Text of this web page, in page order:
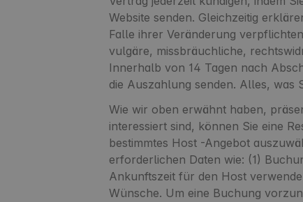
Website senden. Gleichzeitig
Falle ihrer Veränderung
vulgäre, missbräuchliche,
Innerhalb von 14 Tagen nach
die Auszahlung senden. Alles, was
Wie wir oben erwähnt haben,
interessiert sind, können Sie eine
bestimmtes Host -Angebot
erforderlichen Daten wie: (1)
Ankunftszeit für den Host
Wünsche. Um eine Buchung